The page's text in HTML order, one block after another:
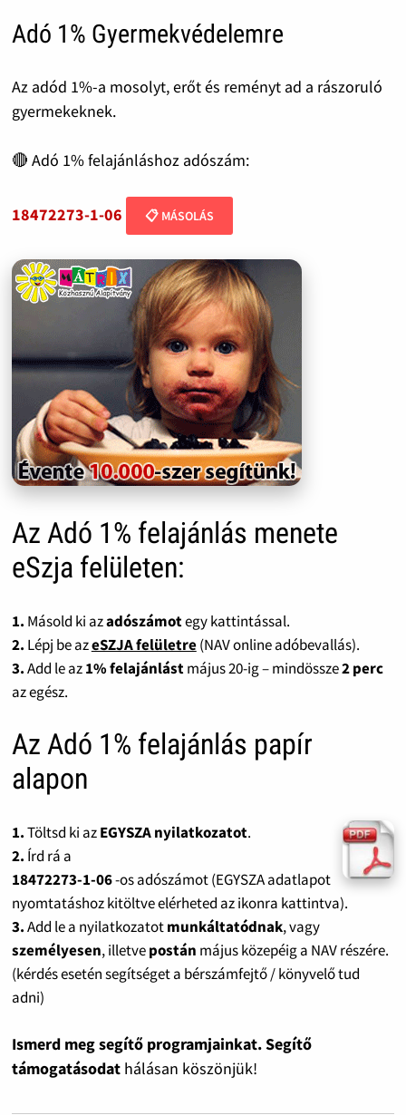
Adó 1% Gyermekvédelemre
Az adód 1%-a mosolyt, erőt és reményt ad a rászoruló
gyermekeknek.
🔴 Adó 1% felajánláshoz adószám:
18472273-1-06 📋 MÁSOLÁS
Az Adó 1% felajánlás menete
eSzja felületen:
1. Másold ki azadószámotegy kattintással.
2. Lépj be azeSZJA felületre(NAV online adóbevallás).
3.Add le az1% felajánlástmájus 20-ig – mindössze2 perc
az egész.
Az Adó 1% felajánlás papír
alapon
1.Töltsd ki azEGYSZA nyilatkozatot.
2. Írd rá a
18472273-1-06-os adószámot (EGYSZA adatlapot
nyomtatáshoz kitöltve elérheted az ikonra kattintva).
3.Add le a nyilatkozatotmunkáltatódnak, vagy
személyesen, illetvepostán május közepéig a NAV részére.
(kérdés esetén segítséget a bérszámfejtő / könyvelő tud
adni)
Ismerd meg segítő programjainkat. Segítő
támogatásodat hálásan köszönjük!